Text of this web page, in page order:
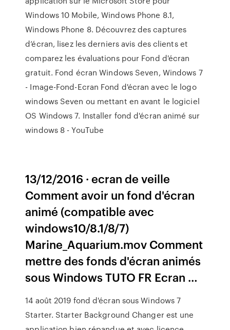
Windows 10 Mobile, Windows Phone 8.1,
Windows Phone 8. Découvrez des captures
d’écran, lisez les derniers avis des clients et
comparez les évaluations pour Fond d'écran
gratuit. Fond écran Windows Seven, Windows 7
- Image-Fond-Ecran Fond d'écran avec le logo
windows Seven ou mettant en avant le logiciel
OS Windows 7. Installer fond d'écran animé sur
windows 8 - YouTube
13/12/2016 · ecran de veille
Comment avoir un fond d'écran
animé (compatible avec
windows10/8.1/8/7)
Marine_Aquarium.mov Comment
mettre des fonds d'écran animés
sous Windows TUTO FR Ecran …
14 août 2019 fond d'écran sous Windows 7
Starter. Starter Background Changer est une